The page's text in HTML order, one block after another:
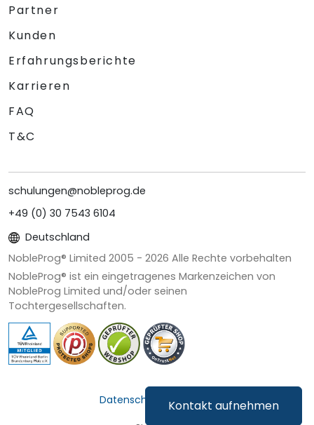
Kontakt aufnehmen
Partner
Kunden
Erfahrungsberichte
Karrieren
FAQ
T&C
schulungen@nobleprog.de
+49 (0) 30 7543 6104
Deutschland
NobleProg® Limited 2005 - 2026 Alle Rechte vorbehalten
NobleProg® ist ein eingetragenes Markenzeichen von
NobleProg Limited und/oder seinen
Tochtergesellschaften.
Datenschutz & Cookies